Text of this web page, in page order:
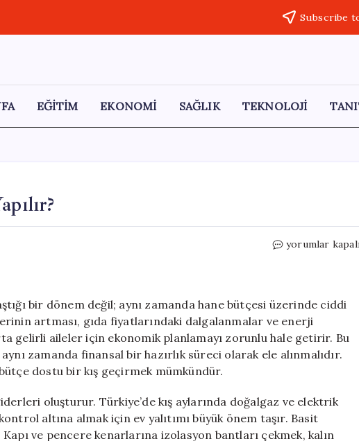
Subscribe
EĞİTİM EKONOMİ SAĞLIK TEKNOLOJİ
Kış
Yapılır?
yorumlar
bir dönem değil; aynı zamanda hane bütçesi üzerinde ciddi
artması, gıda fiyatlarındaki dalgalanmalar ve enerji
gelirli aileler için ekonomik planlamayı zorunlu hale getirir. Bu
zamanda finansal bir hazırlık süreci olarak ele alınmalıdır.
dostu bir kış geçirmek mümkündür.
oluşturur. Türkiye’de kış aylarında doğalgaz ve elektrik
altına almak için ev yalıtımı büyük önem taşır. Basit
ve pencere kenarlarına izolasyon bantları çekmek, kalın